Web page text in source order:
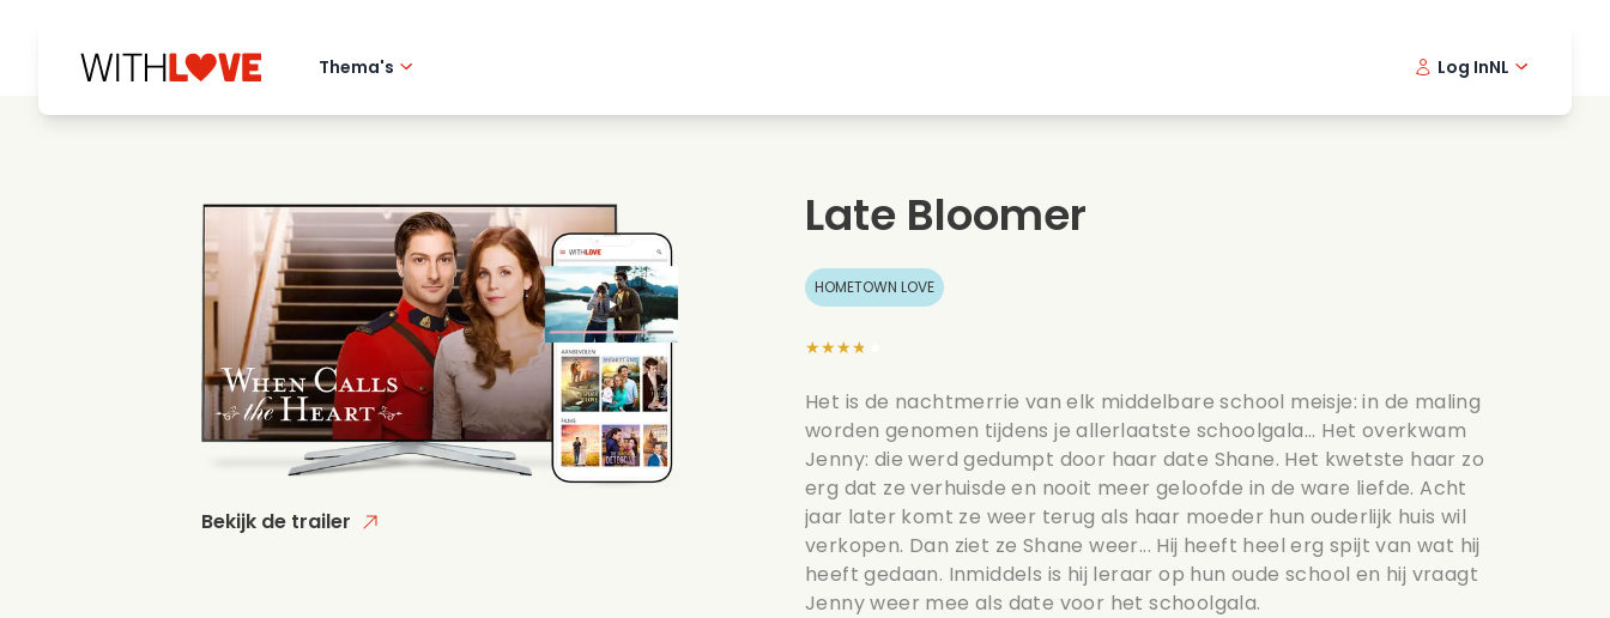
Thema's
Mysteries
Zomerse films
Date films
Romantische series
Log InNL
Bekijk de trailer
Late Bloomer
HOMETOWN LOVE
★★★★★
Het is de nachtmerrie van elk middelbare school meisje: in de maling
worden genomen tijdens je allerlaatste schoolgala... Het overkwam
Jenny: die werd gedumpt door haar date Shane. Het kwetste haar zo
erg dat ze verhuisde en nooit meer geloofde in de ware liefde. Acht
jaar later komt ze weer terug als haar moeder hun ouderlijk huis wil
verkopen. Dan ziet ze Shane weer... Hij heeft heel erg spijt van wat hij
heeft gedaan. Inmiddels is hij leraar op hun oude school en hij vraagt
Jenny weer mee als date voor het schoolgala.